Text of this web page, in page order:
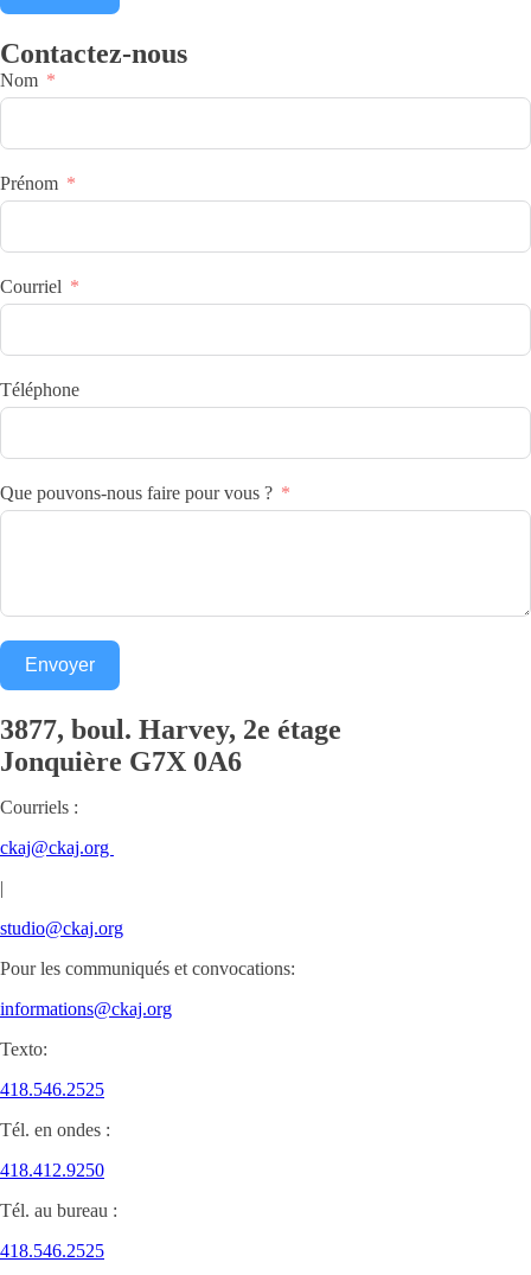
Contactez-nous
Nom
Prénom
Courriel
Téléphone
Que pouvons-nous faire pour vous ?
Envoyer
3877, boul. Harvey, 2e étage
Jonquière G7X 0A6
Courriels :
ckaj@ckaj.org
|
studio@ckaj.org
Pour les communiqués et convocations:
informations@ckaj.org
Texto:
418.546.2525
Tél. en ondes :
418.412.9250
Tél. au bureau :
418.546.2525